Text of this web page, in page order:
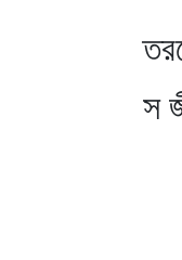
স